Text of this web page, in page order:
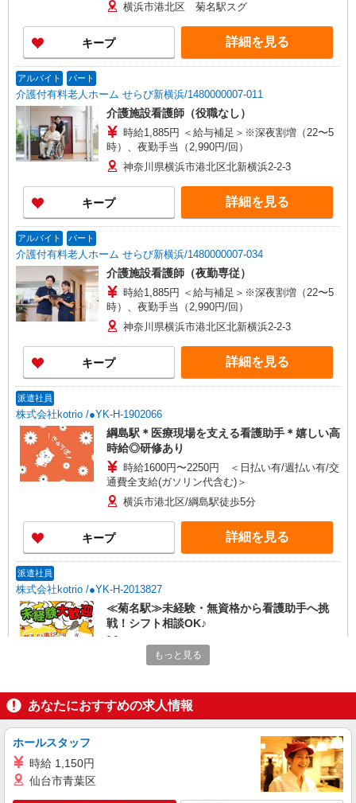
横浜市港北区 菊名駅スグ
キープ 詳細を見る
アルバイト パート
介護付有料老人ホーム せらび新横浜/1480000007-011
介護施設看護師（役職なし）
時給1,885円 ＜給与補足＞※深夜割増（22〜5
時）、夜勤手当（2,990円/回）
神奈川県横浜市港北区北新横浜2-2-3
キープ 詳細を見る
アルバイト パート
介護付有料老人ホーム せらび新横浜/1480000007-034
介護施設看護師（夜勤専従）
時給1,885円 ＜給与補足＞※深夜割増（22〜5
時）、夜勤手当（2,990円/回）
神奈川県横浜市港北区北新横浜2-2-3
キープ 詳細を見る
派遣社員
株式会社kotrio /●YK-H-1902066
綱島駅＊医療現場を支える看護助手＊嬉しい高
時給◎研修あり
時給1600円〜2250円 ＜日払い有/週払い有/交
通費全支給(ガソリン代含む)＞
横浜市港北区/綱島駅徒歩5分
キープ 詳細を見る
派遣社員
株式会社kotrio /●YK-H-2013827
≪菊名駅≫未経験・無資格から看護助手へ挑
戦！シフト相談OK♪
時給1600円〜2250円 ＜日払い有/週払い有/交
通費全支給(ガソリン代含む)＞
キープ
職業紹介
株式会社kotrio /●YK-S-2098655
日吉駅◆病院の補助STAFF◆患者さん支援/消
毒など≪経験不問≫
もっと見る
あなたにおすすめの求人情報
ホールスタッフ
時給 1,150円
仙台市青葉区